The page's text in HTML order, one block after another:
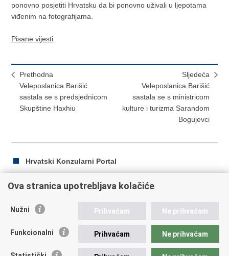
ponovno posjetiti Hrvatsku da bi ponovno uživali u ljepotama
viđenim na fotografijama.
Pisane vijesti
Prethodna
Veleposlanica Barišić
sastala se s predsjednicom
Skupštine Haxhiu
Sljedeća
Veleposlanica Barišić
sastala se s ministricom
kulture i turizma Sarandom
Bogujevci
Hrvatski Konzularni Portal
Ispiši
Podijeli
Facebooku
Twitteru
Republika Hrvatska
Ova stranica upotrebljava kolačiće
Nužni Prihvaćam Ne prihvaćam
Funkcionalni Prihvaćam Ne prihvaćam